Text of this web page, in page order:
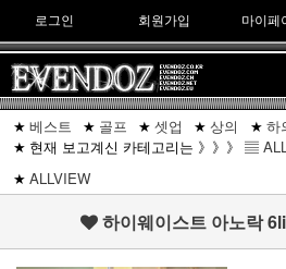
로그인 회원가입 마이페
베스트 골프 셋업 상의 하
현재 보고계신 카테고리는 》》》 ▤
ALLVIEW
하이웨이스트 아노락